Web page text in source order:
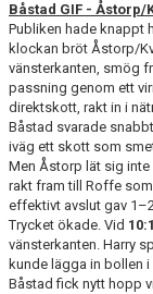
Båstad GIF - Åstorp/
Publiken hade knappt
klockan bröt Åstorp/
vänsterkanten, smög
passning genom ett
direktskott, rakt in i
Båstad svarade
iväg ett skott som
Men Åstorp lät sig
rakt fram till Roffe
effektivt avslut gav
Trycket ökade. Vid
vänsterkanten. Harry
kunde lägga in bollen
Båstad fick nytt hopp